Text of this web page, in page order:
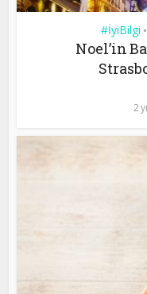
#İyiBilgi •
Noel’in
2